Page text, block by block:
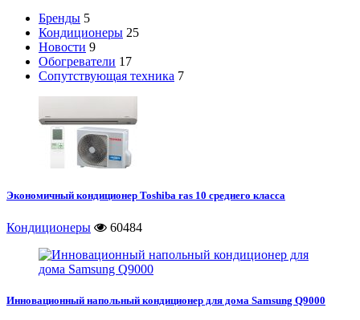
Бренды 5
Кондиционеры 25
Новости 9
Обогреватели 17
Сопутствующая техника 7
Экономичный кондиционер Toshiba ras 10 среднего класса
Кондиционеры 60484
Инновационный напольный кондиционер для дома Samsung Q9000